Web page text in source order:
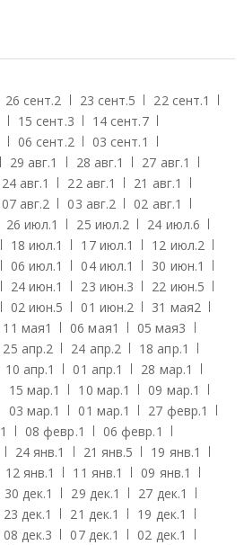
26 сент.2 23 сент.5 22 сент.1
15 сент.3 14 сент.7
06 сент.2 03 сент.1
29 авг.1 28 авг.1 27 авг.1
24 авг.1 22 авг.1 21 авг.1
07 авг.2 03 авг.2 02 авг.1
26 июл.1 25 июл.2 24 июл.6
18 июл.1 17 июл.1 12 июл.2
06 июл.1 04 июл.1 30 июн.1
24 июн.1 23 июн.3 22 июн.5
02 июн.5 01 июн.2 31 мая2
11 мая1 06 мая1 05 мая3
25 апр.2 24 апр.2 18 апр.1
10 апр.1 01 апр.1 28 мар.1
15 мар.1 10 мар.1 09 мар.1
03 мар.1 01 мар.1 27 февр.1
1 08 февр.1 06 февр.1
24 янв.1 21 янв.5 19 янв.1
12 янв.1 11 янв.1 09 янв.1
30 дек.1 29 дек.1 27 дек.1
23 дек.1 21 дек.1 19 дек.1
08 дек.3 07 дек.1 02 дек.1